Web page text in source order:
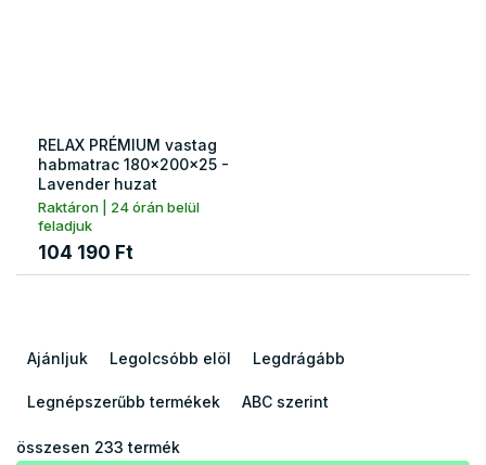
RELAX PRÉMIUM vastag
habmatrac 180x200x25 -
Lavender huzat
Raktáron | 24 órán belül
feladjuk
104 190 Ft
e
m
k
Ajánljuk Legolcsóbb elöl Legdrágább
Legnépszerűbb termékek ABC szerint
összesen 233 termék